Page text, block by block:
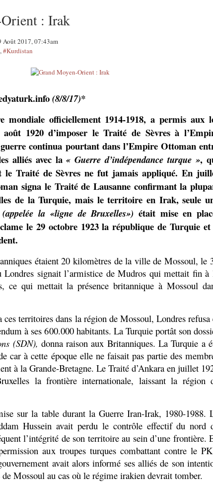
: Irak
Août 2017, 07:43am
,#Kurdistan
(8/8/17)*
mondiale officiellement 1914-1918, a permis aux
1920 d’imposer le Traité de Sèvres à
continua pourtant dans l’Empire Ottoman
alliés avec la« Guerre d’indépendance turque »,
le Traité de Sèvres ne fut jamais appliqué. En
signa le Traité de Lausanne confirmant la
de la Turquie, mais le territoire en Irak, seule
(appelée la «ligne de Bruxelles») était mise en
le 29 octobre 1923 la république de Turquie
étaient 20 kilomètres de la ville de Mossoul, le
Londres signait l’armistice de Mudros qui mettait fin à
ce qui mettait la présence britannique à Mossoul
ces territoires dans la région de Mossoul, Londres refusa
à ses 600.000 habitants. La Turquie portât son
(SDN), donna raison aux Britanniques. La Turquie a
car à cette époque elle ne faisait pas partie des
à la Grande-Bretagne. Le Traité d’Ankara en juillet
la frontière internationale, laissant la région
sur la table durant la Guerre Iran-Irak, 1980-1988.
Hussein avait perdu le contrôle effectif du nord
l’intégrité de son territoire au sein d’une frontière.
aux troupes turques combattant contre le
avait alors informé ses alliés de son
Mossoul au cas où le régime irakien devrait tomber.